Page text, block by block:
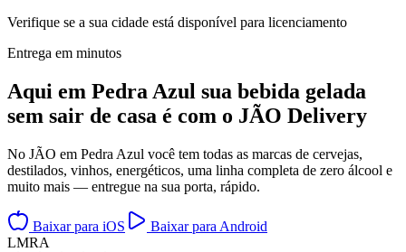
Verifique se a sua cidade está disponível para licenciamento
Entrega em minutos
Aqui em Pedra Azul sua bebida gelada
sem sair de casa é com o JÃO Delivery
No JÃO em Pedra Azul você tem todas as marcas de cervejas,
destilados, vinhos, energéticos, uma linha completa de zero álcool e
muito mais — entregue na sua porta, rápido.
Baixar para iOS
Baixar para Android
LMRA